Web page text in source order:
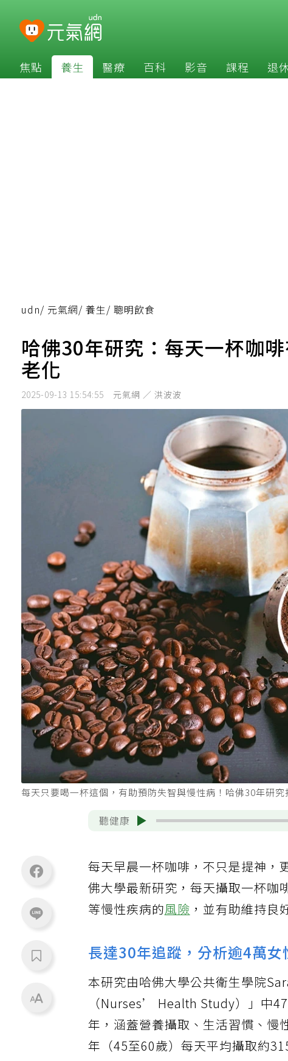
焦點 養生 醫療 百科 影音 課程 退
udn/ 元氣網/ 養生/ 聰明飲食
哈佛30年研究：每天一杯咖
老化
2025-09-13 15:54:55 元氣網 ／ 洪波波
每天只要喝一杯這個，有助預防失智與慢性病！哈佛30年研
聽健康
每天早晨一杯咖啡，不只是提神，
佛大學最新研究，每天攝取一杯
等慢性疾病的風險 ，並有助維持良
長達30年追蹤，分析逾4萬女
本研究由哈佛大學公共衛生學院
（Nurses’ Health Study）」中
年，涵蓋營養攝取、生活習慣、慢
年（45至60歲）每天平均攝取約